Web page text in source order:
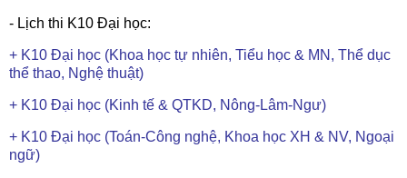
- Lịch thi K10 Đại học:
+ K10 Đại học (Khoa học tự nhiên, Tiểu học & MN, Thể dục
thể thao, Nghệ thuật)
+ K10 Đại học (Kinh tế & QTKD, Nông-Lâm-Ngư)
+ K10 Đại học (Toán-Công nghệ, Khoa học XH & NV, Ngoại
ngữ)